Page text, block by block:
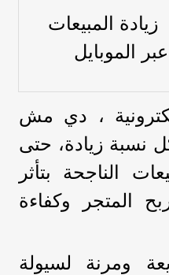
زيادة المبيعات
عبر الموبايل
، دي مش
نسبة زيادة، حتى
الناجحة بتأثر
المتجر وكفاءة
ومرنة لسيولة